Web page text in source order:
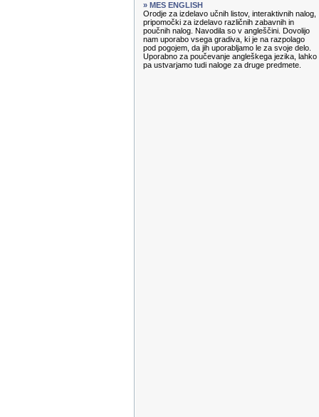
» MES ENGLISH
Orodje za izdelavo učnih listov, interaktivnih nalog,
pripomočki za izdelavo različnih zabavnih in
poučnih nalog. Navodila so v angleščini. Dovolijo
nam uporabo vsega gradiva, ki je na razpolago
pod pogojem, da jih uporabljamo le za svoje delo.
Uporabno za poučevanje angleškega jezika, lahko
pa ustvarjamo tudi naloge za druge predmete.